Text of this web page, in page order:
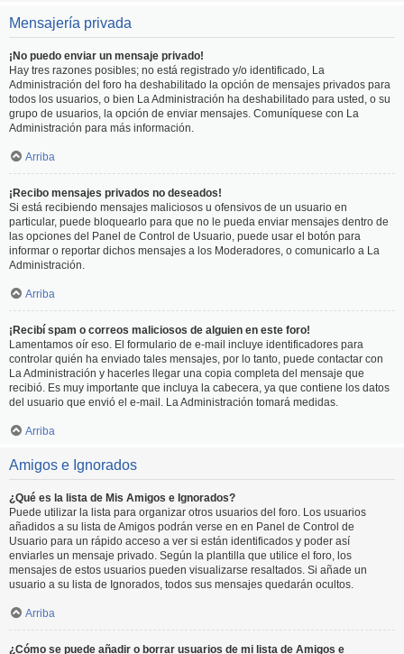
Mensajería privada
¡No puedo enviar un mensaje privado!
Hay tres razones posibles; no está registrado y/o identificado, La
Administración del foro ha deshabilitado la opción de mensajes privados para
todos los usuarios, o bien La Administración ha deshabilitado para usted, o su
grupo de usuarios, la opción de enviar mensajes. Comuníquese con La
Administración para más información.
Arriba
¡Recibo mensajes privados no deseados!
Si está recibiendo mensajes maliciosos u ofensivos de un usuario en
particular, puede bloquearlo para que no le pueda enviar mensajes dentro de
las opciones del Panel de Control de Usuario, puede usar el botón para
informar o reportar dichos mensajes a los Moderadores, o comunicarlo a La
Administración.
Arriba
¡Recibí spam o correos maliciosos de alguien en este foro!
Lamentamos oír eso. El formulario de e-mail incluye identificadores para
controlar quién ha enviado tales mensajes, por lo tanto, puede contactar con
La Administración y hacerles llegar una copia completa del mensaje que
recibió. Es muy importante que incluya la cabecera, ya que contiene los datos
del usuario que envió el e-mail. La Administración tomará medidas.
Arriba
Amigos e Ignorados
¿Qué es la lista de Mis Amigos e Ignorados?
Puede utilizar la lista para organizar otros usuarios del foro. Los usuarios
añadidos a su lista de Amigos podrán verse en en Panel de Control de
Usuario para un rápido acceso a ver si están identificados y poder así
enviarles un mensaje privado. Según la plantilla que utilice el foro, los
mensajes de estos usuarios pueden visualizarse resaltados. Si añade un
usuario a su lista de Ignorados, todos sus mensajes quedarán ocultos.
Arriba
¿Cómo se puede añadir o borrar usuarios de mi lista de Amigos e